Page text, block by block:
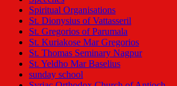
Spiritual Organisations
St. Dionysius of Vattasseril
St. Gregorios of Parumala
St. Kuriakose Mar Gregorios
St. Thomas Seminary Nagpur
St. Yeldho Mar Baselius
sunday school